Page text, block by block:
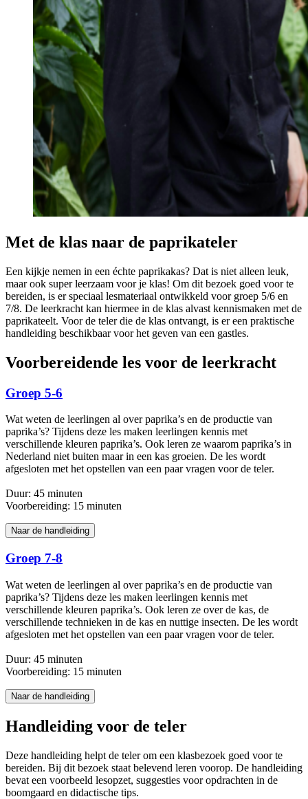
Met de klas naar de paprikateler
Een kijkje nemen in een échte paprikakas? Dat is niet alleen leuk,
maar ook super leerzaam voor je klas! Om dit bezoek goed voor te
bereiden, is er speciaal lesmateriaal ontwikkeld voor groep 5/6 en
7/8. De leerkracht kan hiermee in de klas alvast kennismaken met de
paprikateelt. Voor de teler die de klas ontvangt, is er een praktische
handleiding beschikbaar voor het geven van een gastles.
Voorbereidende les voor de leerkracht
Groep 5-6
Wat weten de leerlingen al over paprika’s en de productie van
paprika’s? Tijdens deze les maken leerlingen kennis met
verschillende kleuren paprika’s. Ook leren ze waarom paprika’s in
Nederland niet buiten maar in een kas groeien. De les wordt
afgesloten met het opstellen van een paar vragen voor de teler.
Duur: 45 minuten
Voorbereiding: 15 minuten
Naar de handleiding
Groep 7-8
Wat weten de leerlingen al over paprika’s en de productie van
paprika’s? Tijdens deze les maken leerlingen kennis met
verschillende kleuren paprika’s. Ook leren ze over de kas, de
verschillende technieken in de kas en nuttige insecten. De les wordt
afgesloten met het opstellen van een paar vragen voor de teler.
Duur: 45 minuten
Voorbereiding: 15 minuten
Naar de handleiding
Handleiding voor de teler
Deze handleiding helpt de teler om een klasbezoek goed voor te
bereiden. Bij dit bezoek staat belevend leren voorop. De handleiding
bevat een voorbeeld lesopzet, suggesties voor opdrachten in de
boomgaard en didactische tips.